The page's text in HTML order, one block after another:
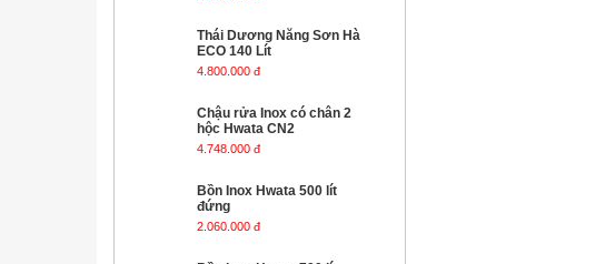
Bồn Inox Hwata 500 lít
đứng
Bồn inox Hwata 700 lít
đứng
Bồn inox Hwata 1000 lít
nằm